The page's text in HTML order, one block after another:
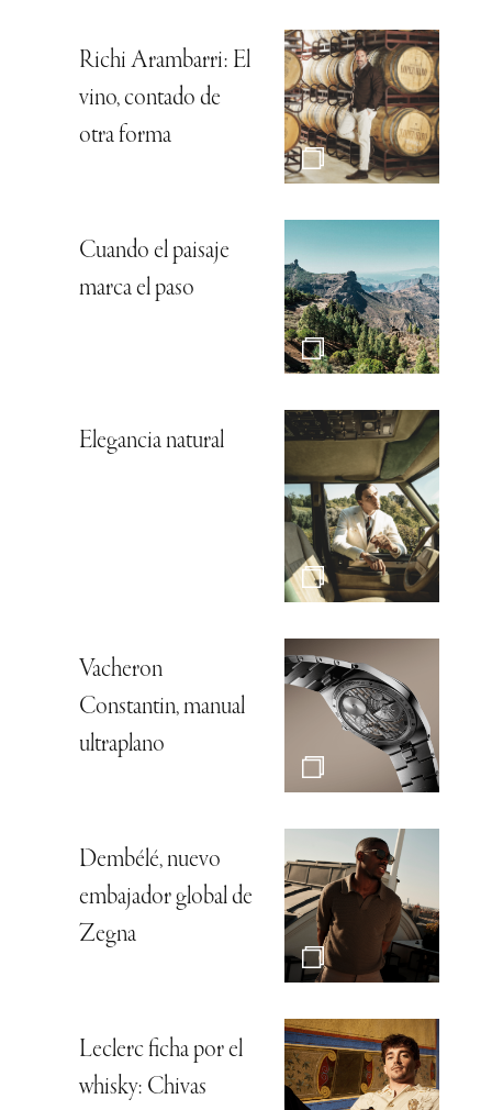
Richi Arambarri: El
vino, contado de
otra forma
Cuando el paisaje
marca el paso
Elegancia natural
Vacheron
Constantin, manual
ultraplano
Dembélé, nuevo
embajador global de
Zegna
Leclerc ficha por el
whisky: Chivas